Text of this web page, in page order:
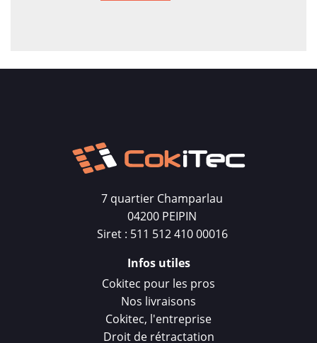
7 quartier Champarlau
04200 PEIPIN
Siret : 511 512 410 00016
Infos utiles
Cokitec pour les pros
Nos livraisons
Cokitec, l'entreprise
Droit de rétractation